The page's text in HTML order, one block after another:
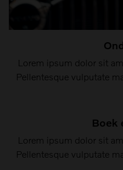
Lorem ipsum dolor sit
Pellentesque vulputate
Boek
Lorem ipsum dolor sit
Pellentesque vulputate